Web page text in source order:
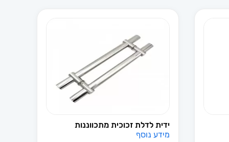
ידית לדלת זכוכית מתכווננות
מידע נוסף